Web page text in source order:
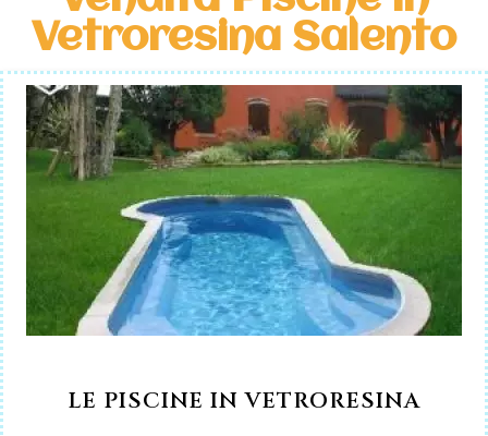
Vetroresina Salento
LE PISCINE IN VETRORESINA